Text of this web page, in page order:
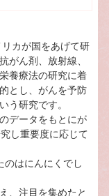
カが国をあげて研
がん剤、放射線、
養療法の研究に着
とし、がんを予防
う研究です。
データをもとにが
し重要度に応じて
のはにんにくでし
、注目を集めたと